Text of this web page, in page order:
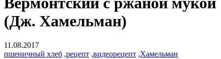
(Дж. Хамельман)
11.08.2017
пшеничный хлеб ,рецепт ,видеорецепт ,Хамельман